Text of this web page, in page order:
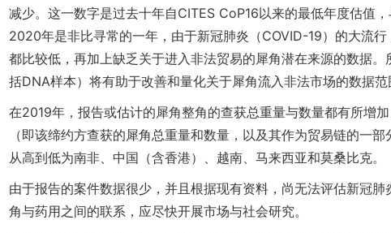
减少。这一数字是过去十年自CITES CoP16以来的最低年度估值
2020年是非比寻常的一年，由于新冠肺炎（COVID-19）的大流
都比较低，再加上缺乏关于进入非法贸易的犀角潜在来源的数据
括DNA样本）将有助于改善和量化关于犀角流入非法市场的数据范
在2019年，报告或估计的犀角整角的查获总重量与数量都有所增
（即该缔约方查获的犀角总重量和数量，以及其作为贸易链的一
从高到低为南非、中国（含香港）、越南、马来西亚和莫桑比克。
由于报告的案件数据很少，并且根据现有资料，尚无法评估新冠
角与药用之间的联系，应尽快开展市场与社会研究。